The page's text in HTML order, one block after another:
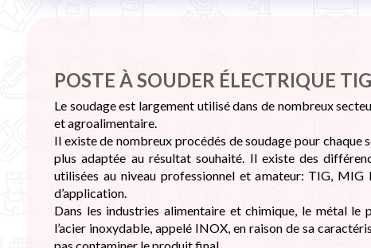
POSTE À SOUDER ÉLECTRIQUE
Le soudage est largement utilisé dans de nombreux
et agroalimentaire.
Il existe de nombreux procédés de soudage pour
plus adaptée au résultat souhaité. Il existe des
utilisées au niveau professionnel et amateur: TIG,
d’application.
Dans les industries alimentaire et chimique, le métal
l’acier inoxydable, appelé INOX, en raison de sa